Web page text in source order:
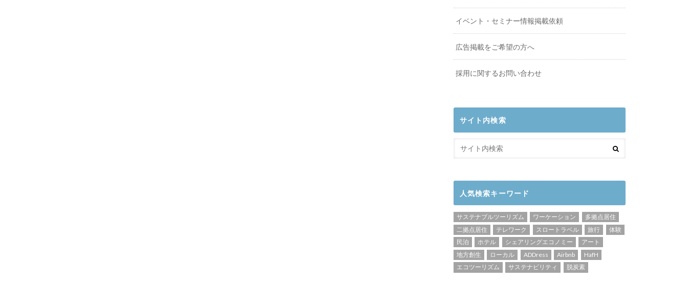
イベント・セミナー情報掲載依頼
広告掲載をご希望の方へ
採用に関するお問い合わせ
サイト内検索
人気検索キーワード
サステナブルツーリズム ワーケーション
多拠点居住
二拠点居住
テレワーク スロートラベル 旅行
体験
民泊
ホテル シェアリングエコノミー
アート
地方創生
ローカル ADDress Airbnb
HafH
エコツーリズム
サステナビリティ 脱炭素